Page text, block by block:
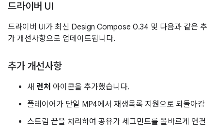
드라이버 UI
드라이버 UI가 최신 Design Compose 0.34 및 다음과 같은 추
가 개선사항으로 업데이트됩니다.
추가 개선사항
새 런처 아이콘을 추가했습니다.
플레이어가 단일 MP4에서 재생목록 지원으로 되돌아감
스트림 끝을 처리하여 공유가 세그먼트를 올바르게 연결